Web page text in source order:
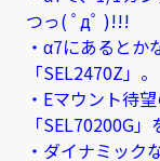
つっ( ﾟдﾟ )!!!
・α7にあると
「SEL2470Z」。
・Eマウント待
「SEL70200G
・ダイナミック